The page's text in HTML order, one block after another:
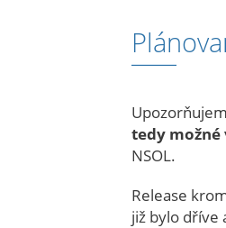
tedy možné
NSOL.
Release
již bylo dříve